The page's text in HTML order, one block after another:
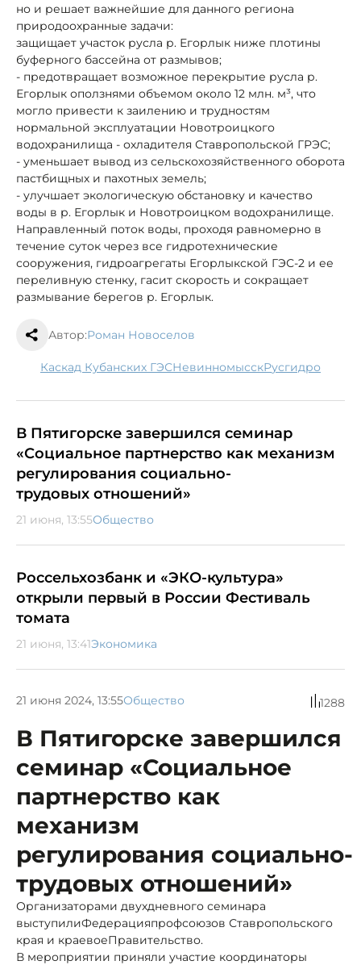
но и решает важнейшие для данного региона
природоохранные задачи:
защищает участок русла р. Егорлык ниже плотины
буферного бассейна от размывов;
- предотвращает возможное перекрытие русла р.
Егорлык оползнями объемом около 12 млн. м³, что
могло привести к заилению и трудностям
нормальной эксплуатации Новотроицкого
водохранилища - охладителя Ставропольской ГРЭС;
- уменьшает вывод из сельскохозяйственного оборота
пастбищных и пахотных земель;
- улучшает экологическую обстановку и качество
воды в р. Егорлык и Новотроицком водохранилище.
Направленный поток воды, проходя равномерно в
течение суток через все гидротехнические
сооружения, гидроагрегаты Егорлыкской ГЭС-2 и ее
переливную стенку, гасит скорость и сокращает
размывание берегов р. Егорлык.
Автор:Роман Новоселов
Каскад Кубанских ГЭС Невинномысск Русгидро
В Пятигорске завершился семинар
«Социальное партнерство как механизм
регулирования социально-
трудовых отношений»
21 июня, 13:55Общество
Россельхозбанк и «ЭКО-культура»
открыли первый в России Фестиваль
томата
21 июня, 13:41Экономика
21 июня 2024, 13:55Общество 1288
В Пятигорске завершился
семинар «Социальное
партнерство как
механизм
регулирования социально-
трудовых отношений»
Организаторами двухдневного семинара
выступилиФедерацияпрофсоюзов Ставропольского
края и краевоеПравительство.
В мероприятии приняли участие координаторы